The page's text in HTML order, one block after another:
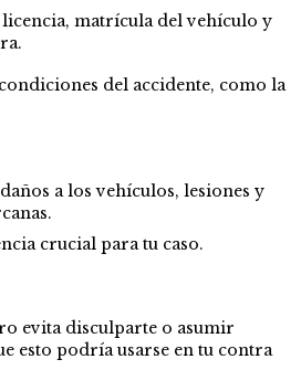
matrícula del vehículo y
del accidente, como la
a los vehículos, lesiones y
crucial para tu caso.
evita disculparte o asumir
esto podría usarse en tu contra